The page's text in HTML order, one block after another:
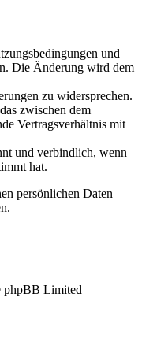
und
Die Änderung wird dem
zu widersprechen.
zwischen dem
Vertragsverhältnis mit
und verbindlich, wenn
hat.
persönlichen Daten
Limited